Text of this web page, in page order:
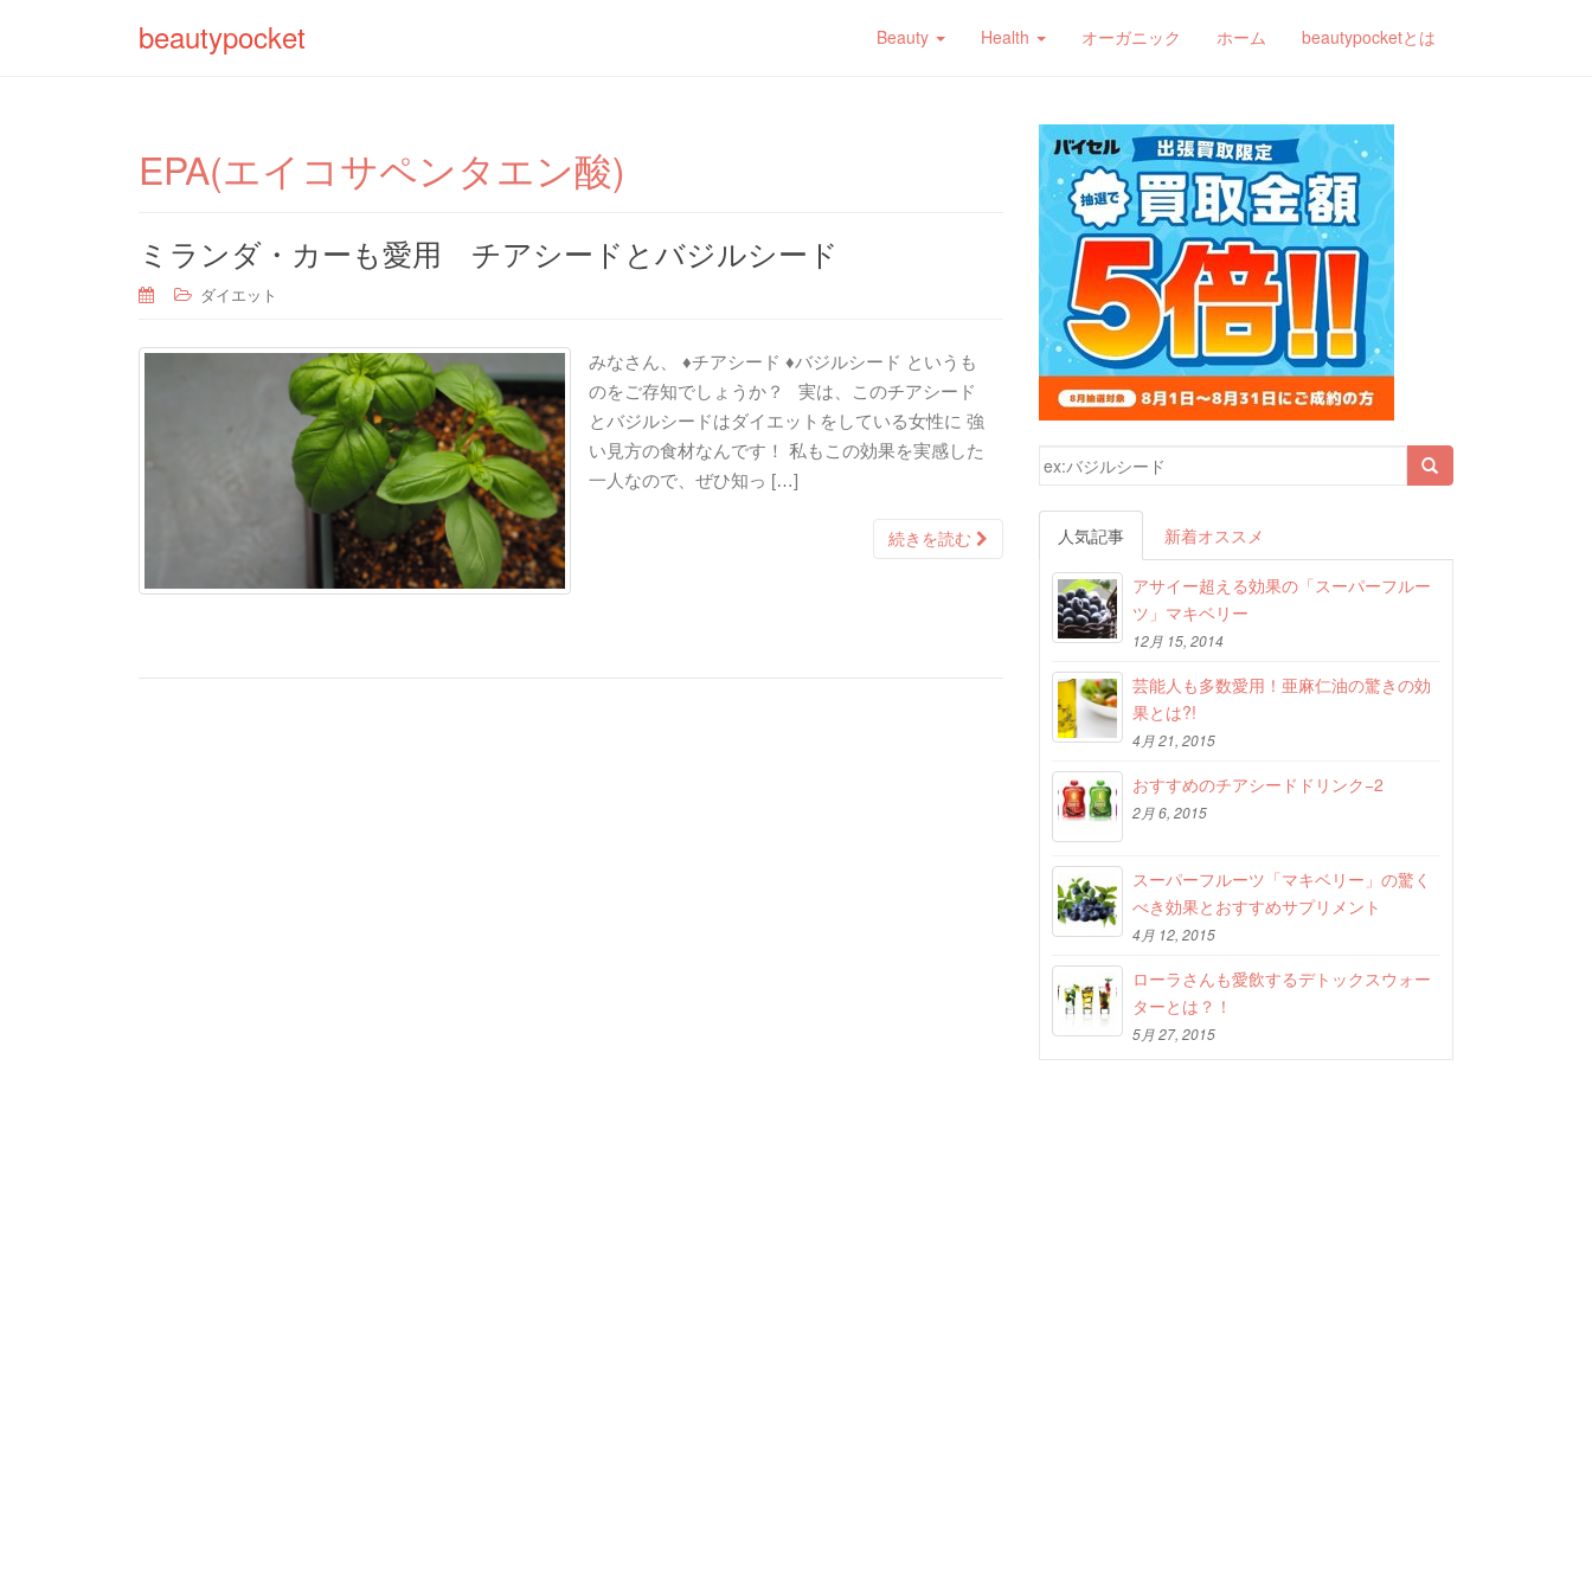
beautypocket Beauty Health オーガニック ホーム beautypocketとは
EPA(エイコサペンタエン酸)
ミランダ・カーも愛用 チアシードとバジルシード
ダイエット
みなさん、 ♦チアシード ♦バジルシード というも
のをご存知でしょうか？ 実は、このチアシード
とバジルシードはダイエットをしている女性に 強
い見方の食材なんです！ 私もこの効果を実感した
一人なので、ぜひ知っ […]
続きを読む
検索結果:
人気記事 新着オススメ
アサイー超える効果の「スーパーフルー
ツ」マキベリー
12月 15, 2014
芸能人も多数愛用！亜麻仁油の驚きの効
果とは?!
4月 21, 2015
おすすめのチアシードドリンク−2
2月 6, 2015
スーパーフルーツ「マキベリー」の驚く
べき効果とおすすめサプリメント
4月 12, 2015
ローラさんも愛飲するデトックスウォー
ターとは？！
5月 27, 2015